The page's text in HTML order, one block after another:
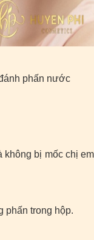
phấn nước
bị mốc chị em
phấn trong hộp.